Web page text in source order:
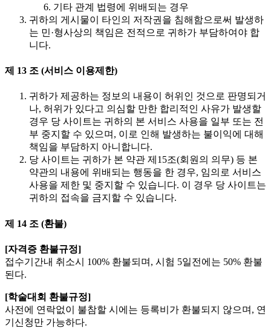
기타 관계 법령에 위배되는 경우
귀하의 게시물이 타인의 저작권을 침해함으로써 발생하
는 민·형사상의 책임은 전적으로 귀하가 부담하여야 합
니다.
제 13 조 (서비스 이용제한)
귀하가 제공하는 정보의 내용이 허위인 것으로 판명되거
나, 허위가 있다고 의심할 만한 합리적인 사유가 발생할
경우 당 사이트는 귀하의 본 서비스 사용을 일부 또는 전
부 중지할 수 있으며, 이로 인해 발생하는 불이익에 대해
책임을 부담하지 아니합니다.
당 사이트는 귀하가 본 약관 제15조(회원의 의무) 등 본
약관의 내용에 위배되는 행동을 한 경우, 임의로 서비스
사용을 제한 및 중지할 수 있습니다. 이 경우 당 사이트는
귀하의 접속을 금지할 수 있습니다.
제 14 조 (환불)
[자격증 환불규정]
접수기간내 취소시 100% 환불되며, 시험 5일전에는 50% 환불
된다.
[학술대회 환불규정]
사전에 연락없이 불참할 시에는 등록비가 환불되지 않으며, 연
기신청만 가능하다.